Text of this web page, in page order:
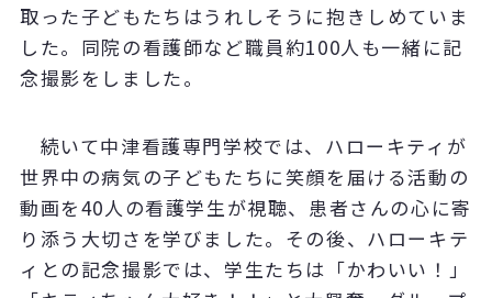
取った子どもたちはうれしそうに抱きしめていま
した。同院の看護師など職員約100人も一緒に記
念撮影をしました。
続いて中津看護専門学校では、ハローキティが
世界中の病気の子どもたちに笑顔を届ける活動の
動画を40人の看護学生が視聴、患者さんの心に寄
り添う大切さを学びました。その後、ハローキテ
ィとの記念撮影では、学生たちは「かわいい！」